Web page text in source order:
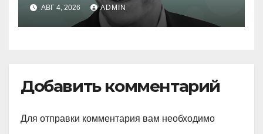
АВГ 4, 2026 ADMIN
Добавить комментарий
Для отправки комментария вам необходимо